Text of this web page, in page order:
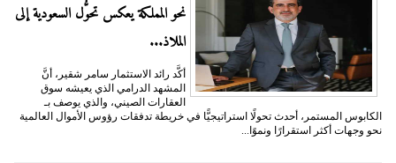
نحو المملكة يعكس تحوُّل السعودية إلى
الملاذ...
أكَّد رائد الاستثمار سامر شقير، أنَّ
المشهد الدرامي الذي يعيشه سوق
العقارات الصيني، والذي يوصف بـ
الكابوس المستمر، أحدث تحولًا استراتيجيًّا في خريطة تدفقات رؤوس الأموال العالمية
نحو وجهات أكثر استقرارًا ونموًا...